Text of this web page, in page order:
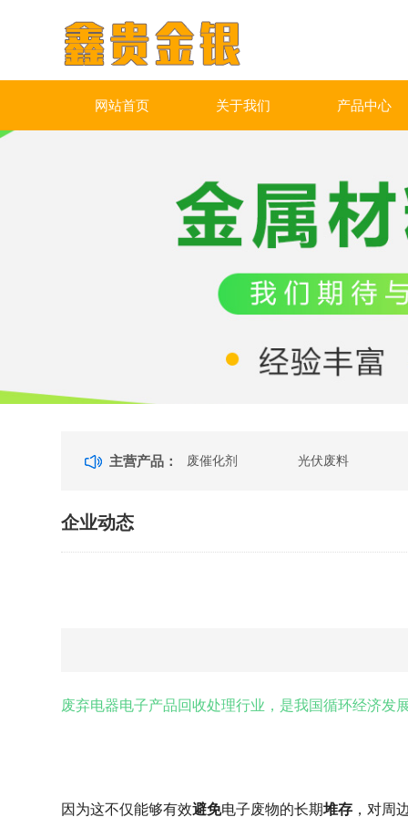
网站首页 关于我们 产品中心
主营产品： 废催化剂 光伏废料
企业动态
废弃电器电子产品回收处理行业，是我国循环经济发
因为这不仅能够有效避免电子废物的长期堆存 ，对周